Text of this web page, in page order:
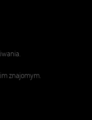
znajomym.